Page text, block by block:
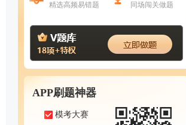
精选高频易错题 同场闯关做题
APP刷题神器
模考大赛